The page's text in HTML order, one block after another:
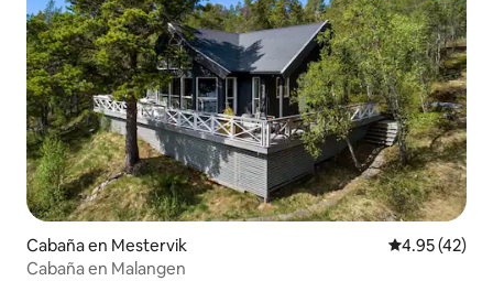
Cabaña en Mestervik Calificación
4.95 (42)
Cabaña en Malangen